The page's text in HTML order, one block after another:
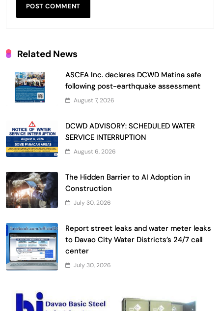
Related News
ASCEA Inc. declares DCWD Matina safe
following post-earthquake assessment
August 7, 2026
DCWD ADVISORY: SCHEDULED WATER
SERVICE INTERRUPTION
August 6, 2026
The Hidden Barrier to AI Adoption in
Construction
July 30, 2026
Report street leaks and water meter leaks
to Davao City Water Districts’s 24/7 call
center
July 30, 2026